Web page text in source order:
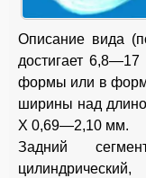
Описание вида
достигает
формы или в
ширины над
X 0,69—2,10 мм.
Задний